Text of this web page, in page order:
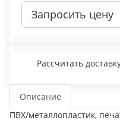
Запросить цену
Рассчитать
Описание
ПВХ/металлопластик,